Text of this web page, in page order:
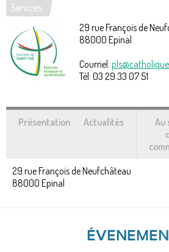
Vous
êtes
ici
Services
29 rue François de
88000 Epinal
Courriel:
Tél: 03 29 33 07 51
Présentation Actualités
Au
29 rue François de Neufchâteau
88000 Epinal